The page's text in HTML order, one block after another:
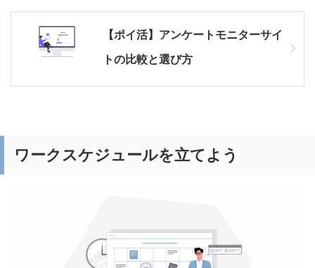
【ポイ活】アンケートモニターサイ
トの比較と選び方
ワークスケジュールを立てよう